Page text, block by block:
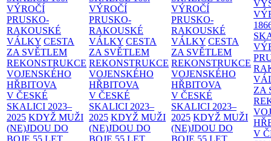
VÝROČÍ
PRUSKO-
RAKOUSKÉ
VÁLKY CESTA
ZA SVĚTLEM
REKONSTRUKCE
VOJENSKÉHO
HŘBITOVA
V ČESKÉ
SKALICI 2023–
2025 KDYŽ MUŽI
(NE)JDOU DO
VÝROČÍ
PRUSKO-
RAKOUSKÉ
VÁLKY CESTA
ZA SVĚTLEM
REKONSTRUKCE
VOJENSKÉHO
HŘBITOVA
V ČESKÉ
SKALICI 2023–
2025 KDYŽ MUŽI
(NE)JDOU DO
VÝROČÍ
PRUSKO-
RAKOUSKÉ
VÁLKY CESTA
ZA SVĚTLEM
REKONSTRUKCE
VOJENSKÉHO
HŘBITOVA
V ČESKÉ
SKALICI 2023–
2025 KDYŽ MUŽI
(NE)JDOU DO
ZA
V